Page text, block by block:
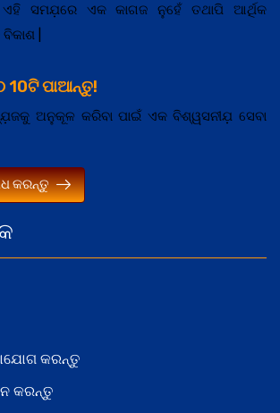
କରନ୍ତୁ
କରନ୍ତୁ
ସମଯ଼ରେ ଏକ କାଗଜ ନୁହେଁ ତଥାପି ଆର୍ଥିକ
|
10ଟି ପାଆନ୍ତୁ!
ଅନୁକୂଳ କରିବା ପାଇଁ ଏକ ବିଶ୍ୱସନୀଯ଼ ସେବା
କରନ୍ତୁ